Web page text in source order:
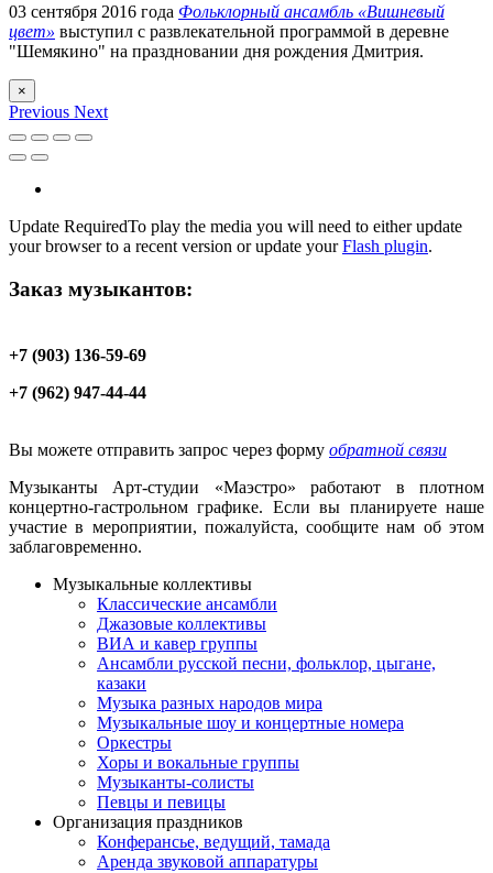
03 сентября 2016 года Фольклорный ансамбль «Вишневый
цвет» выступил с развлекательной программой в деревне
"Шемякино" на праздновании дня рождения Дмитрия.
×
Previous Next
Update RequiredTo play the media you will need to either update
your browser to a recent version or update yourFlash plugin.
Заказ музыкантов:
+7 (903) 136-59-69
+7 (962) 947-44-44
Вы можете отправить запрос через форму обратной связи
Музыканты Арт-студии «Маэстро» работают в плотном
концертно-гастрольном графике. Если вы планируете наше
участие в мероприятии, пожалуйста, сообщите нам об этом
заблаговременно.
Музыкальные коллективы
Классические ансамбли
Джазовые коллективы
ВИА и кавер группы
Ансамбли русской песни, фольклор, цыгане,
казаки
Музыка разных народов мира
Музыкальные шоу и концертные номера
Оркестры
Хоры и вокальные группы
Музыканты-солисты
Певцы и певицы
Организация праздников
Конферансье, ведущий, тамада
Аренда звуковой аппаратуры